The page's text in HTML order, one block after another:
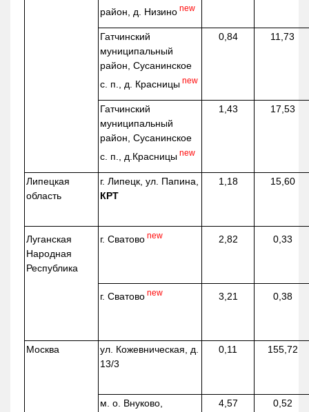
район, д. Низино new
Гатчинский
муниципальный
район, Сусанинское
с. п., д. Красницы new
0,84 11,73
Гатчинский
муниципальный
район, Сусанинское
с. п., д.Красницы new
1,43 17,53
Липецкая
область
г. Липецк, ул. Папина,
КРТ
1,18 15,60
Луганская
Народная
Республика
г. Сватово new 2,82 0,33
г. Сватово new 3,21 0,38
Москва ул. Кожевническая , д.
13/3
0,11 155,72
м. о. Внуково,
4,57 0,52